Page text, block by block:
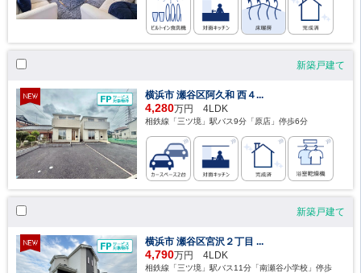
新築戸建て
横浜市 瀬谷区阿久和 西４...
4,280万円 4LDK
相鉄線「三ツ境」駅バス9分「原店」停歩6分
新築戸建て
横浜市 瀬谷区宮沢２丁目 ...
4,790万円 4LDK
相鉄線「三ツ境」駅バス11分「南瀬谷小学校」停歩